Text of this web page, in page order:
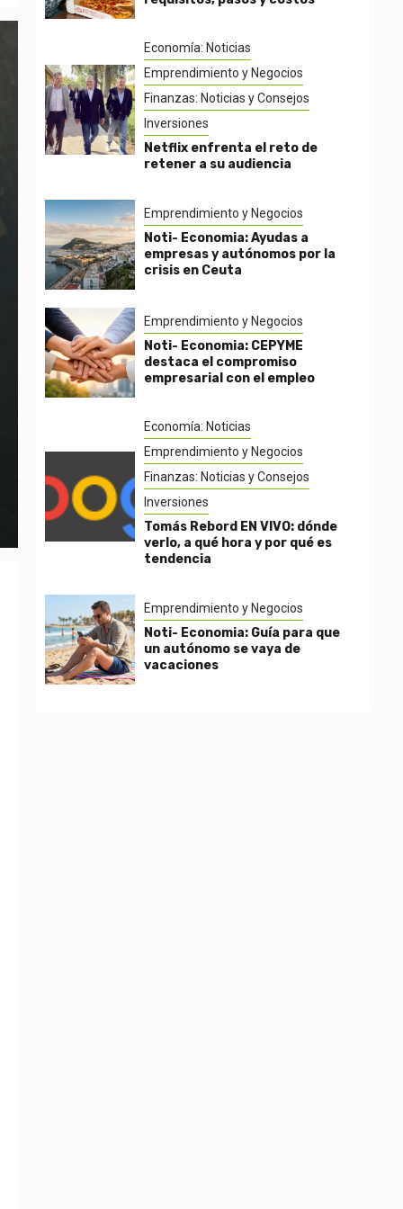
Economía: Noticias
Emprendimiento y Negocios
Finanzas: Noticias y Consejos
Inversiones
Netflix enfrenta el reto de
retener a su audiencia
Emprendimiento y Negocios
Noti- Economia: Ayudas a
empresas y autónomos por la
crisis en Ceuta
Emprendimiento y Negocios
Noti- Economia: CEPYME
destaca el compromiso
empresarial con el empleo
Economía: Noticias
Emprendimiento y Negocios
Finanzas: Noticias y Consejos
Inversiones
Tomás Rebord EN VIVO: dónde
verlo, a qué hora y por qué es
tendencia
Emprendimiento y Negocios
Noti- Economia: Guía para que
un autónomo se vaya de
vacaciones